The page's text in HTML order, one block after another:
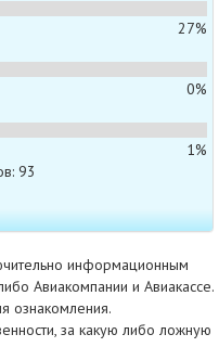
27%
0%
1%
93
информационным
Авиакомпании и Авиакассе.
ознакомления.
за какую либо ложную